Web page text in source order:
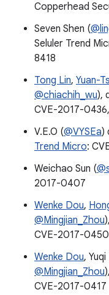
Copperhead
Seven Shen (
Seluler Trend
8418
Tong Lin, Yuan-
@chiachih_wu),
CVE-2017-
V.E.O (@VYSEa)
Trend Micro:
Weichao Sun (
2017-0407
Wenke Dou,
@Mingjian_Zhou
CVE-2017-0450
Wenke Dou, Yuqi
@Mingjian_Zhou
CVE-2017-0417